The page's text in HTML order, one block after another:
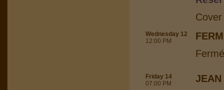
Wednesday 12
12:00 PM
Friday 14
07:00 PM
JEAN